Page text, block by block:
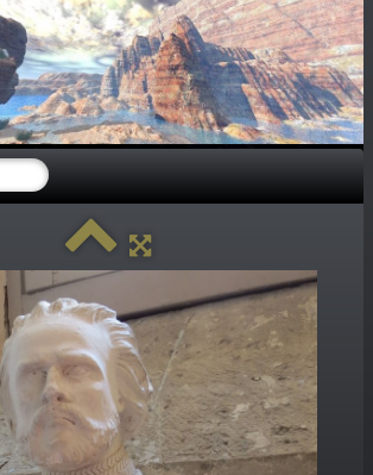
BUT
SERVICES
CREATEURS▼
CATALOGUE
ACHATS
NEWS
PORTFOLIO▼
CONTACT